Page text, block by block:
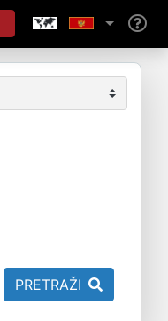
PRETRAŽI